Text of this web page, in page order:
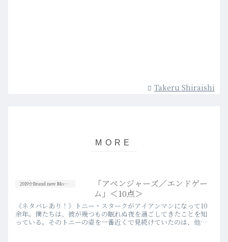
Takeru Shiraishi
2019☆Brand new Movies
「アベンジャーズ／エンドゲー
ム」＜10点＞
《ネタバレあり！》トニー・スタークがアイアンマンになって10
余年。僕たちは、彼が幾つもの眠れぬ夜を過ごしてきたことを知
っている。そのトニーの姿を一番近くで見続けていたのは、他の